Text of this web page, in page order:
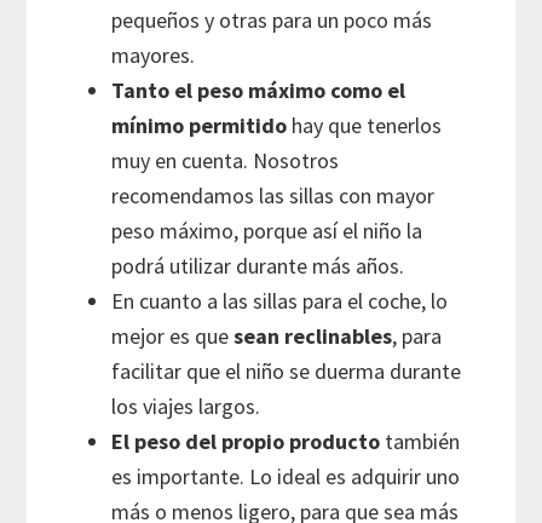
pequeños y otras para un poco más
mayores.
Tanto el peso máximo como el
mínimo permitido hay que tenerlos
muy en cuenta. Nosotros
recomendamos las sillas con mayor
peso máximo, porque así el niño la
podrá utilizar durante más años.
En cuanto a las sillas para el coche, lo
mejor es quesean reclinables, para
facilitar que el niño se duerma durante
los viajes largos.
El peso del propio producto también
es importante. Lo ideal es adquirir uno
más o menos ligero, para que sea más